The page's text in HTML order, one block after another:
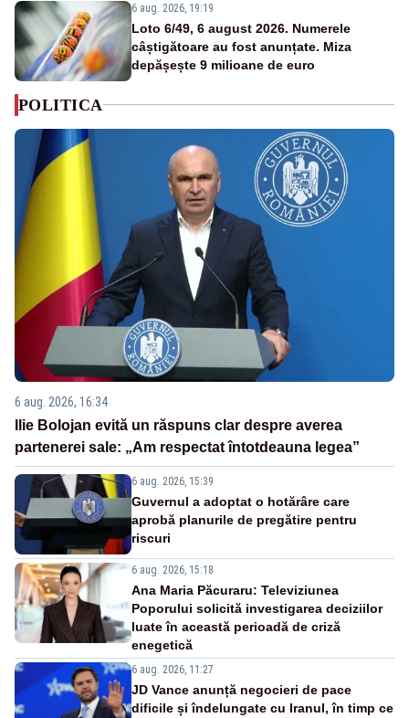
6 aug. 2026, 19:19
Loto 6/49, 6 august 2026. Numerele
câștigătoare au fost anunțate. Miza
depășește 9 milioane de euro
POLITICA
6 aug. 2026, 16:34
Ilie Bolojan evită un răspuns clar despre averea
partenerei sale: „Am respectat întotdeauna legea”
6 aug. 2026, 15:39
Guvernul a adoptat o hotărâre care
aprobă planurile de pregătire pentru
riscuri
6 aug. 2026, 15:18
Ana Maria Păcuraru: Televiziunea
Poporului solicită investigarea deciziilor
luate în această perioadă de criză
enegetică
6 aug. 2026, 11:27
JD Vance anunță negocieri de pace
dificile și îndelungate cu Iranul, în timp ce